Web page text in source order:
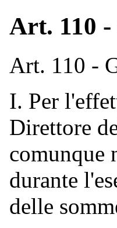
Art. 110 -
Art. 110 -
I. Per
Direttore
comunque
durante
delle